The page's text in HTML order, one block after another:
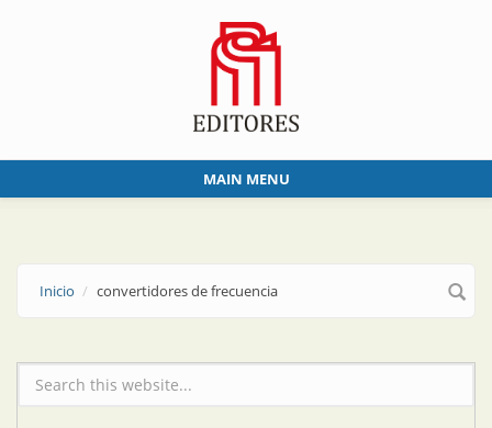
MAIN MENU
Inicio convertidores de frecuencia
Formulario de búsqueda